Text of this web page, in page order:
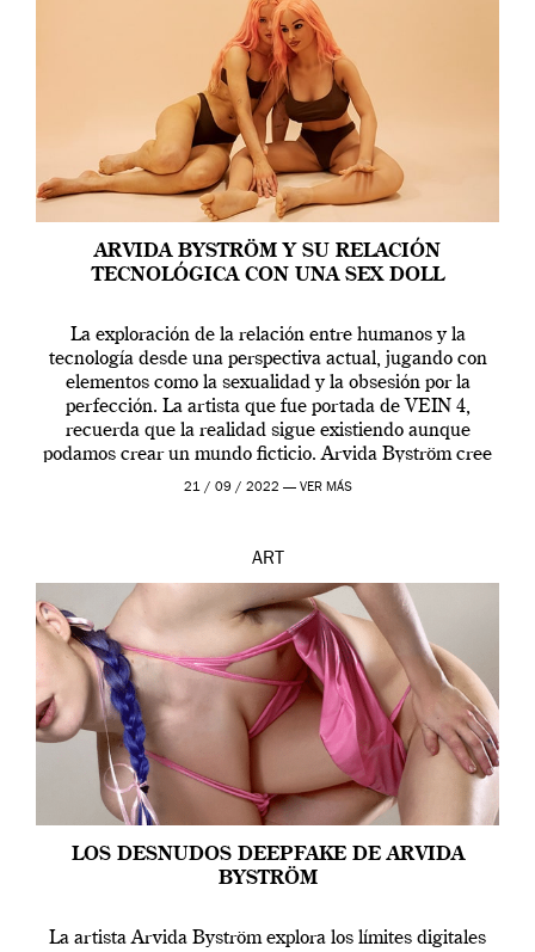
ARVIDA BYSTRÖM Y SU RELACIÓN
TECNOLÓGICA CON UNA SEX DOLL
La exploración de la relación entre humanos y la
tecnología desde una perspectiva actual, jugando con
elementos como la sexualidad y la obsesión por la
perfección. La artista que fue portada de VEIN 4,
recuerda que la realidad sigue existiendo aunque
podamos crear un mundo ficticio. Arvida Byström cree
que los humanos tienen un complejo […]
21 / 09 / 2022 — VER MÁS
ART
LOS DESNUDOS DEEPFAKE DE ARVIDA
BYSTRÖM
La artista Arvida Byström explora los límites digitales